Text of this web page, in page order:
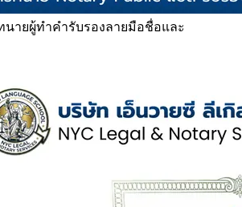
นายผู้ทำคำรับรองลายมือชื่อและ